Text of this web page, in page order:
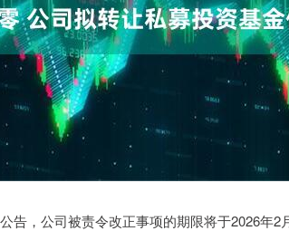
告，公司被责令改正事项的期限将于2026年
39.68 1.02% 深证成指